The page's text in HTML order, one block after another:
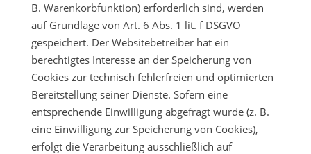
B. Warenkorbfunktion) erforderlich sind, werden
auf Grundlage von Art. 6 Abs. 1 lit. f DSGVO
gespeichert. Der Websitebetreiber hat ein
berechtigtes Interesse an der Speicherung von
Cookies zur technisch fehlerfreien und optimierten
Bereitstellung seiner Dienste. Sofern eine
entsprechende Einwilligung abgefragt wurde (z. B.
eine Einwilligung zur Speicherung von Cookies),
erfolgt die Verarbeitung ausschließlich auf